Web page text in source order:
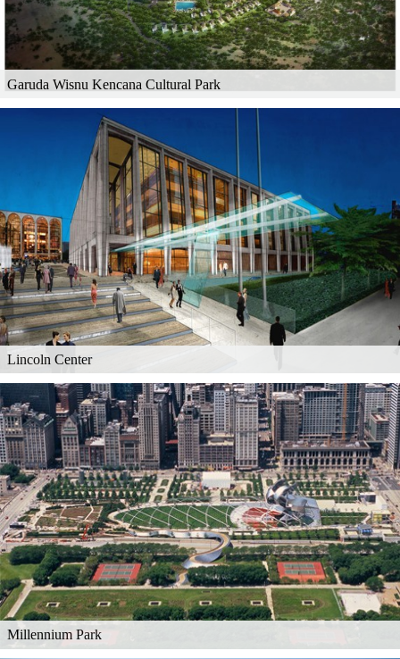
Garuda Wisnu Kencana Cultural Park
Lincoln Center
Millennium Park